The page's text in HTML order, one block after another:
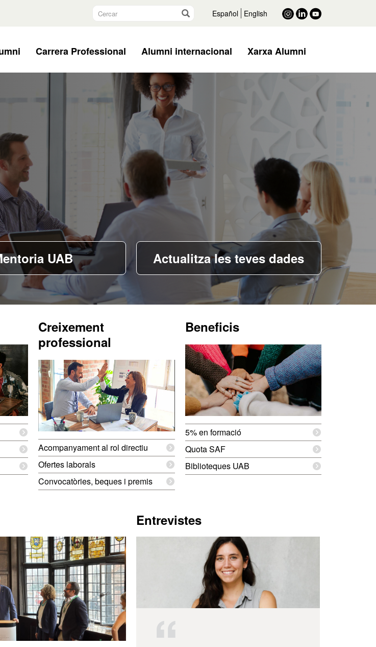
Cercar Español English
Carrera Professional Alumni internacional Xarxa Alumni
UAB Actualitza les teves dadesAquest
enllaç
s'obre
en
nova
Creixement
professional
Acompanyament al rol directiu
Ofertes laborals
Convocatòries, beques i premis
Beneficis
5% en formació
Quota SAF
Biblioteques UAB
Entrevistes